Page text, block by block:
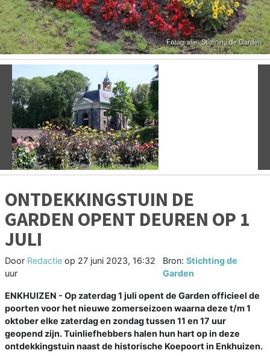
Vorige
ONTDEKKINGSTUIN DE
GARDEN OPENT DEUREN OP 1
JULI
Door Redactie op 27 juni 2023, 16:32
uur
Bron: Stichting de
Garden
ENKHUIZEN - Op zaterdag 1 juli opent de Garden officieel de
poorten voor het nieuwe zomerseizoen waarna deze t/m 1
oktober elke zaterdag en zondag tussen 11 en 17 uur
geopend zijn. Tuinliefhebbers halen hun hart op in deze
ontdekkingstuin naast de historische Koepoort in Enkhuizen.